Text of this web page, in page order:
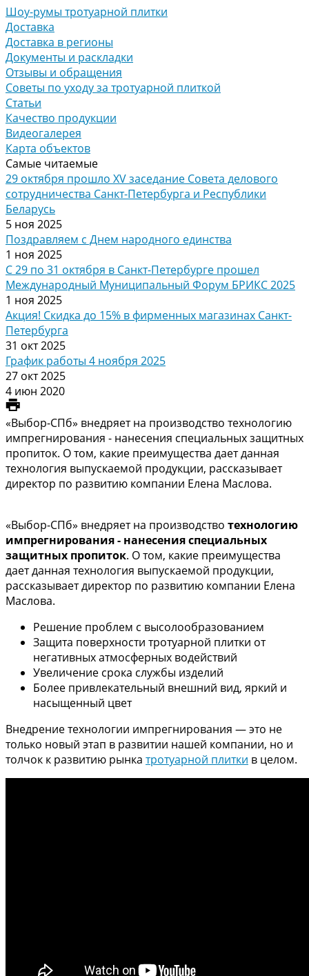
Шоу-румы тротуарной плитки
Доставка
Доставка в регионы
Документы и раскладки
Отзывы и обращения
Советы по уходу за тротуарной плиткой
Статьи
Качество продукции
Видеогалерея
Карта объектов
Самые читаемые
29 октября прошло XV заседание Совета делового
сотрудничества Санкт-Петербурга и Республики
Беларусь
5 ноя 2025
Поздравляем с Днем народного единства
1 ноя 2025
С 29 по 31 октября в Санкт-Петербурге прошел
Международный Муниципальный Форум БРИКС 2025
1 ноя 2025
Акция! Скидка до 15% в фирменных магазинах Санкт-
Петербурга
31 окт 2025
График работы 4 ноября 2025
27 окт 2025
4 июн 2020
«Выбор-СПб» внедряет на производство технологию
импрегнирования - нанесения специальных защитных
пропиток. О том, какие преимущества дает данная
технология выпускаемой продукции, рассказывает
директор по развитию компании Елена Маслова.
«Выбор-СПб» внедряет на производство технологию
импрегнирования - нанесения специальных
защитных пропиток. О том, какие преимущества
дает данная технология выпускаемой продукции,
рассказывает директор по развитию компании Елена
Маслова.
Решение проблем с высолообразованием
Защита поверхности тротуарной плитки от
негативных атмосферных водействий
Увеличение срока службы изделий
Более привлекательный внешний вид, яркий и
насыщенный цвет
Внедрение технологии импрегнирования — это не
только новый этап в развитии нашей компании, но и
толчок к развитию рынка тротуарной плитки в целом.